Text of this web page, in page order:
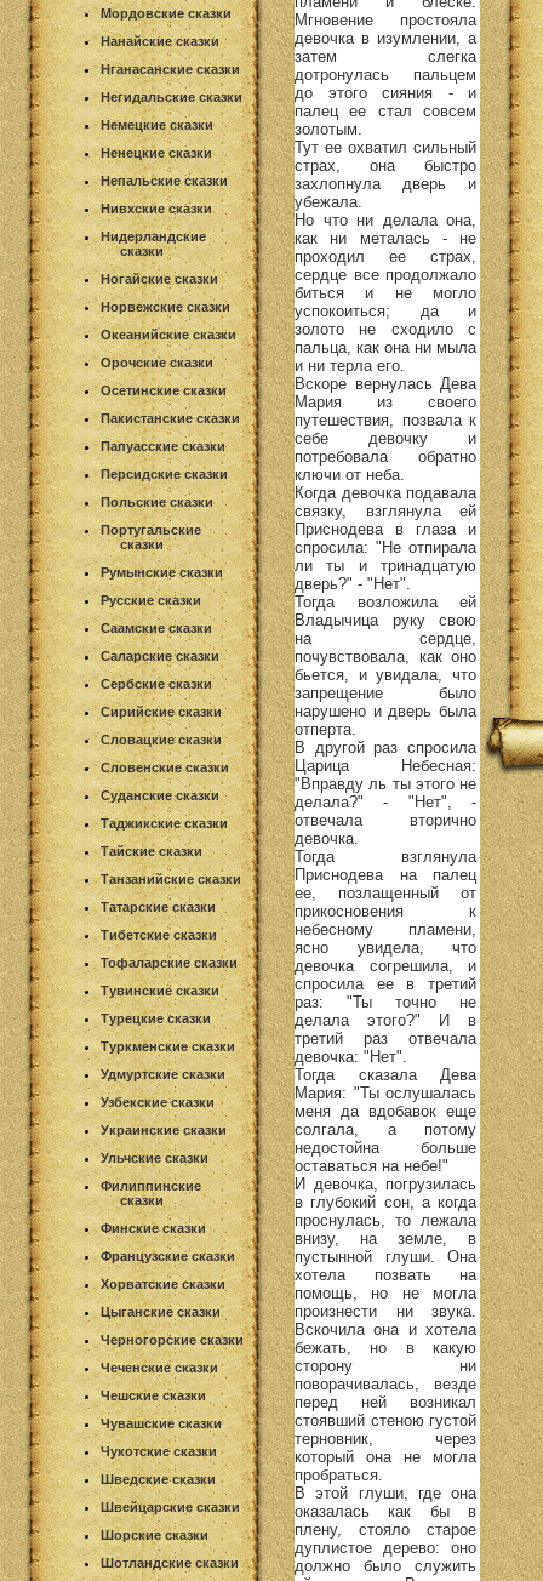
Мордовские сказки
Нанайские сказки
Нганасанские сказки
Негидальские сказки
Немецкие сказки
Ненецкие сказки
Непальские сказки
Нивхские сказки
Нидерландские
сказки
Ногайские сказки
Норвежские сказки
Океанийские сказки
Орочские сказки
Осетинские сказки
Пакистанские сказки
Папуасские сказки
Персидские сказки
Польские сказки
Португальские
сказки
Румынские сказки
Русские сказки
Саамские сказки
Саларские сказки
Сербские сказки
Сирийские сказки
Словацкие сказки
Словенские сказки
Суданские сказки
Таджикские сказки
Тайские сказки
Танзанийские сказки
Татарские сказки
Тибетские сказки
Тофаларские сказки
Тувинские сказки
Турецкие сказки
Туркменские сказки
Удмуртские сказки
Узбекские сказки
Украинские сказки
Ульчские сказки
Филиппинские
сказки
Финские сказки
Французские сказки
Хорватские сказки
Цыганские сказки
Черногорские сказки
Чеченские сказки
Чешские сказки
Чувашские сказки
Чукотские сказки
Шведские сказки
Швейцарские сказки
Шорские сказки
Шотландские сказки
Мгновение простояла
девочка в изумлении, а
затем слегка
дотронулась пальцем
до этого сияния - и
палец ее стал совсем
золотым.
Тут ее охватил сильный
страх, она быстро
захлопнула дверь и
убежала.
Но что ни делала она,
как ни металась - не
проходил ее страх,
сердце все продолжало
биться и не могло
успокоиться; да и
золото не сходило с
пальца, как она ни мыла
и ни терла его.
Вскоре вернулась Дева
Мария из своего
путешествия, позвала к
себе девочку и
потребовала обратно
ключи от неба.
Когда девочка подавала
связку, взглянула ей
Приснодева в глаза и
спросила: "Не отпирала
ли ты и тринадцатую
дверь?" - "Нет".
Тогда возложила ей
Владычица руку свою
на сердце,
почувствовала, как оно
бьется, и увидала, что
запрещение было
нарушено и дверь была
отперта.
В другой раз спросила
Царица Небесная:
"Вправду ль ты этого не
делала?" - "Нет", -
отвечала вторично
девочка.
Тогда взглянула
Приснодева на палец
ее, позлащенный от
прикосновения к
небесному пламени,
ясно увидела, что
девочка согрешила, и
спросила ее в третий
раз: "Ты точно не
делала этого?" И в
третий раз отвечала
девочка: "Нет".
Тогда сказала Дева
Мария: "Ты ослушалась
меня да вдобавок еще
солгала, а потому
недостойна больше
оставаться на небе!"
И девочка, погрузилась
в глубокий сон, а когда
проснулась, то лежала
внизу, на земле, в
пустынной глуши. Она
хотела позвать на
помощь, но не могла
произнести ни звука.
Вскочила она и хотела
бежать, но в какую
сторону ни
поворачивалась, везде
перед ней возникал
стоявший стеною густой
терновник, через
который она не могла
пробраться.
В этой глуши, где она
оказалась как бы в
плену, стояло старое
дуплистое дерево: оно
должно было служить